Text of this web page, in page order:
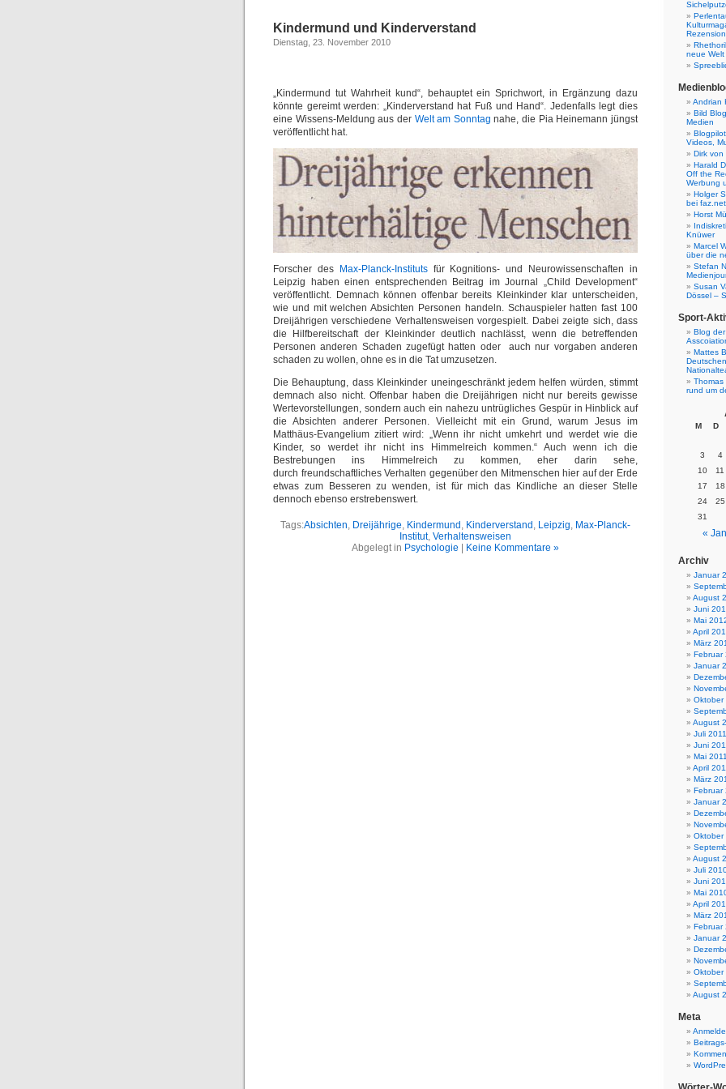
Kindermund und Kinderverstand
Dienstag, 23. November 2010
„Kindermund tut Wahrheit kund“, behauptet ein Sprichwort, in Ergänzung dazu
könnte gereimt werden: „Kinderverstand hat Fuß und Hand“. Jedenfalls legt dies
eine Wissens-Meldung aus der Welt am Sonntag nahe, die Pia Heinemann jüngst
veröffentlicht hat.
Forscher des Max-Planck-Institutsfür Kognitions- und Neurowissenschaften in
Leipzig haben einen entsprechenden Beitrag im Journal „Child Development“
veröffentlicht. Demnach können offenbar bereits Kleinkinder klar unterscheiden,
wie und mit welchen Absichten Personen handeln. Schauspieler hatten fast 100
Dreijährigen verschiedene Verhaltensweisen vorgespielt. Dabei zeigte sich, dass
die Hilfbereitschaft der Kleinkinder deutlich nachlässt, wenn die betreffenden
Personen anderen Schaden zugefügt hatten oder auch nur vorgaben anderen
schaden zu wollen, ohne es in die Tat umzusetzen.
Die Behauptung, dass Kleinkinder uneingeschränkt jedem helfen würden, stimmt
demnach also nicht. Offenbar haben die Dreijährigen nicht nur bereits gewisse
Wertevorstellungen, sondern auch ein nahezu untrügliches Gespür in Hinblick auf
die Absichten anderer Personen. Vielleicht mit ein Grund, warum Jesus im
Matthäus-Evangelium zitiert wird: „Wenn ihr nicht umkehrt und werdet wie die
Kinder, so werdet ihr nicht ins Himmelreich kommen.“ Auch wenn ich die
Bestrebungen ins Himmelreich zu kommen, eher darin sehe,
durch freundschaftliches Verhalten gegenüber den Mitmenschen hier auf der Erde
etwas zum Besseren zu wenden, ist für mich das Kindliche an dieser Stelle
dennoch ebenso erstrebenswert.
Tags:Absichten, Dreijährige, Kindermund , Kinderverstand , Leipzig, Max-Planck-
Institut, Verhaltensweisen
Abgelegt in Psychologie Keine Kommentare »
neue Welt
Andrian
Bild
Medien
Videos,
Dirk
Harald
Off the
Werbung
Holger
bei faz.net
Horst
Knüwer
Marcel
über die
Stefan
Susan
Dössel –
Sport-
Blog
Mattes
Thomas
rund um
M D
«
3
4
10
11
17
18
24
25
31
Archiv
Januar
August
Juni
Mai
April
März
Februar
Januar
Oktober
August
Juli 2011
Juni
Mai
April
März
Februar
Januar
Oktober
August
Juli
Juni
Mai
April
März
Februar
Januar
Oktober
August
Meta